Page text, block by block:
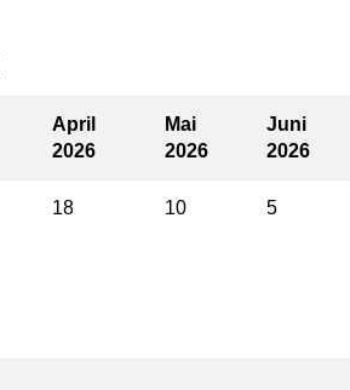
April
2026
Mai
2026
Juni
2026
18 10 5